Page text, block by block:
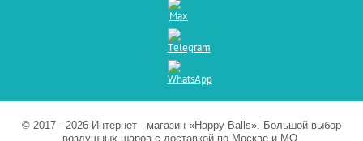
© 2017 - 2026 Интернет - магазин «Happy Balls». Большой выбор
воздушных шаров с доставкой по Москве и МО.